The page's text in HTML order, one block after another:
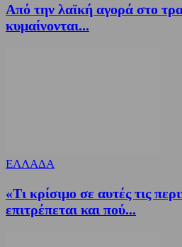
Από την λαϊκή αγορά στο
κυμαίνονται...
ΕΛΛΑΔΑ
«Τι κρίσιμο σε αυτές τις
επιτρέπεται και πού...